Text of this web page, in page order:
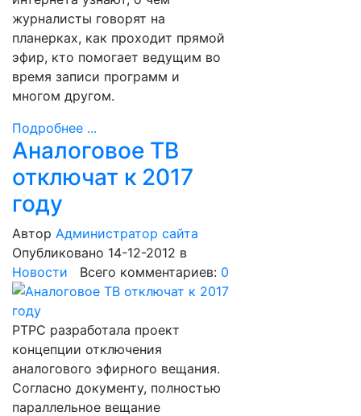
журналисты говорят на
планерках, как проходит прямой
эфир, кто помогает ведущим во
время записи программ и
многом другом.
Подробнее ...
Аналоговое ТВ
отключат к 2017
году
Автор Администратор сайта
Опубликовано 14-12-2012 в
Новости Всего комментариев: 0
РТРС разработала проект
концепции отключения
аналогового эфирного вещания.
Согласно документу, полностью
параллельное вещание